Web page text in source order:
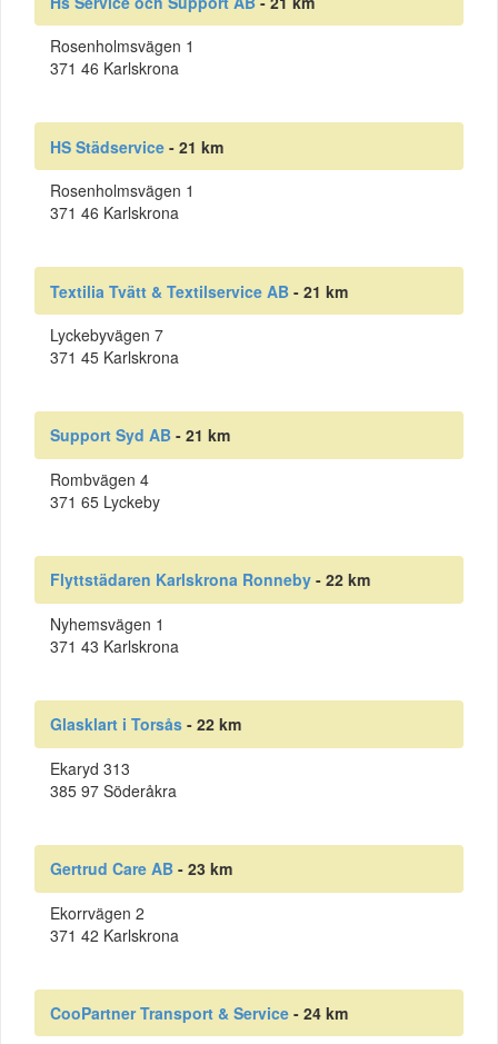
Rosenholmsvägen 1
371 46 Karlskrona
HS Städservice - 21 km
Rosenholmsvägen 1
371 46 Karlskrona
Textilia Tvätt & Textilservice AB - 21 km
Lyckebyvägen 7
371 45 Karlskrona
Support Syd AB - 21 km
Rombvägen 4
371 65 Lyckeby
Flyttstädaren Karlskrona Ronneby - 22 km
Nyhemsvägen 1
371 43 Karlskrona
Glasklart i Torsås - 22 km
Ekaryd 313
385 97 Söderåkra
Gertrud Care AB - 23 km
Ekorrvägen 2
371 42 Karlskrona
CooPartner Transport & Service - 24 km